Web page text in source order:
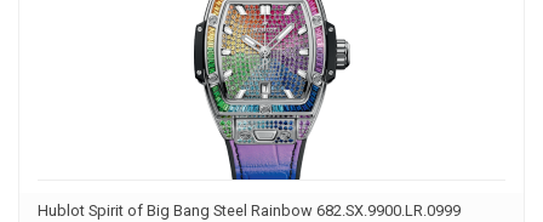
Hublot Spirit of Big Bang Steel Rainbow 682.SX.9900.LR.0999